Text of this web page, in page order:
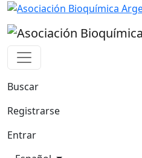
Estudio del valor de Ct y el
Buscar
Registrarse
Entrar